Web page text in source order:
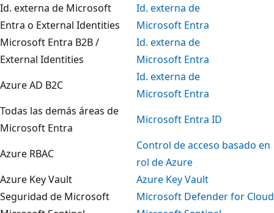
Id. externa de Microsoft
Entra o External Identities
Id. externa de
Microsoft Entra
Microsoft Entra B2B /
External Identities
Id. externa de
Microsoft Entra
Azure AD B2C
Id. externa de
Microsoft Entra
Todas las demás áreas de
Microsoft Entra
Microsoft Entra ID
Azure RBAC
Control de acceso basado en
rol de Azure
Azure Key Vault
Azure Key Vault
Seguridad de Microsoft
Microsoft Defender for Cloud